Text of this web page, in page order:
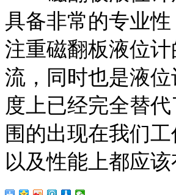
具备非常的专业
注重磁翻板液位
流，同时也是液
度上已经完全替
围的出现在我们
以及性能上都应